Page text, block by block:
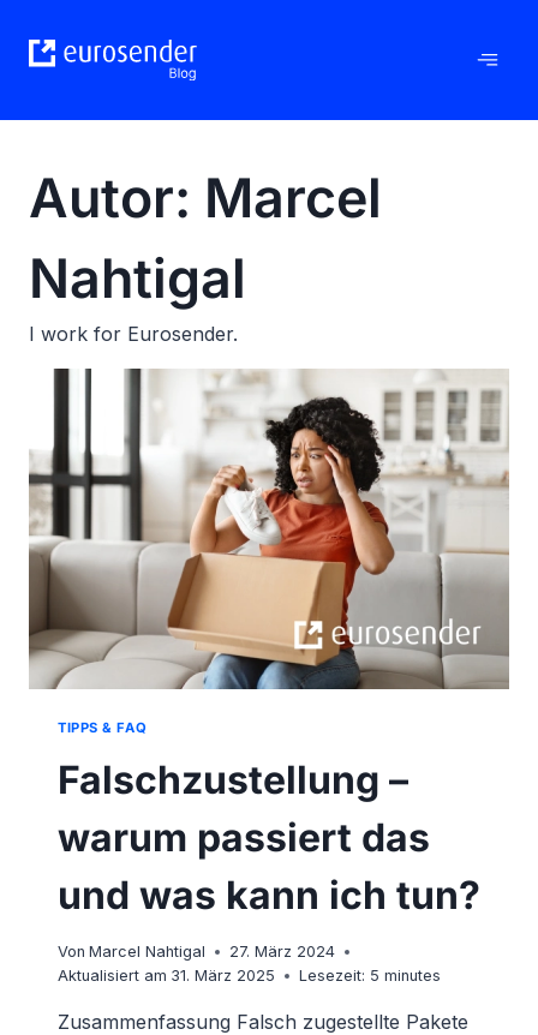
Inhalt
springen
Autor: Marcel
Nahtigal
I work for Eurosender.
TIPPS & FAQ
Falschzustellung –
warum passiert das
und was kann ich tun?
Von Marcel Nahtigal
27. März 2024
Aktualisiert am 31. März 2025 Lesezeit: 5minutes
Zusammenfassung Falsch zugestellte Pakete